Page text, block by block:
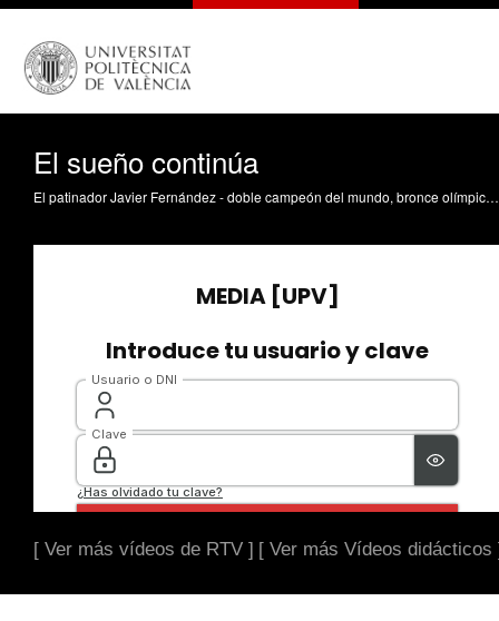
El sueño continúa
El patinador Javier Fernández - doble campeón del mundo, bronce olímpico y siete veces consecutivas campeón de Europa (de 2013 a 2019) - ha sido el encargado de ofrecer la conferencia inaugural de la Semana de la Formación Permanente, organizada por la Universitat Politècnica de València.
[ Ver más vídeos de RTV ] [ Ver más Vídeos didácticos